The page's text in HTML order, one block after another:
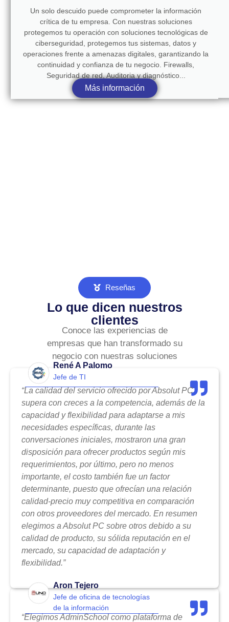
Un solo descuido puede comprometer la información
crítica de tu empresa. Con nuestras soluciones
protegemos tu operación con soluciones tecnológicas de
ciberseguridad, protegemos tus sistemas, datos y
operaciones frente a amenazas digitales, garantizando la
continuidad y confianza de tu negocio. Firewalls,
Seguridad de red, Auditoria y diagnóstico...
Más información
Reseñas
Lo que dicen nuestros
clientes
Conoce las experiencias de
empresas que han transformado su
negocio con nuestras soluciones
René A Palomo
Jefe de TI
“La calidad del servicio ofrecido por Absolut PC
supera con creces a la competencia, además de la
capacidad y flexibilidad para adaptarse a mis
necesidades específicas, durante las
conversaciones iniciales, mostraron una gran
disposición para ofrecer productos según mis
requerimientos, por último, pero no menos
importante, el costo también fue un factor
determinante, puesto que ofrecían una relación
calidad-precio muy competitiva en comparación
con otros proveedores del mercado. En resumen
elegimos a Absolut PC sobre otros debido a su
calidad de producto, su sólida reputación en el
mercado, su capacidad de adaptación y
flexibilidad.”
Aron Tejero
Jefe de oficina de tecnologías
de la información
“Elegimos AdminSchool como plataforma de